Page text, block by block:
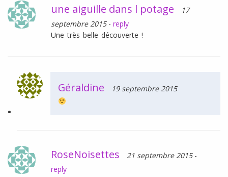
une aiguille dans l potage
17
septembre 2015 - reply
Une très belle découverte !
Géraldine 19 septembre 2015
RoseNoisettes 21 septembre 2015 -
reply